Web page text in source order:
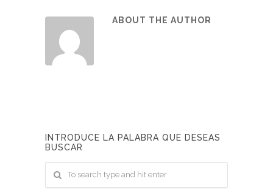
ABOUT THE AUTHOR
INTRODUCE LA PALABRA QUE DESEAS
BUSCAR